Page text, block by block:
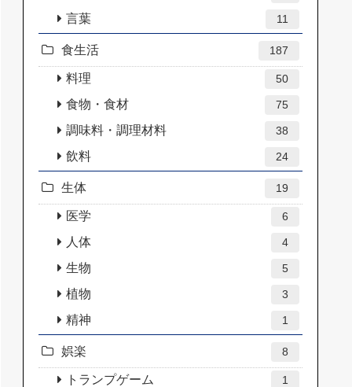
言葉 11
食生活 187
料理 50
食物・食材 75
調味料・調理材料 38
飲料 24
生体 19
医学 6
人体 4
生物 5
植物 3
精神 1
娯楽 8
トランプゲーム 1